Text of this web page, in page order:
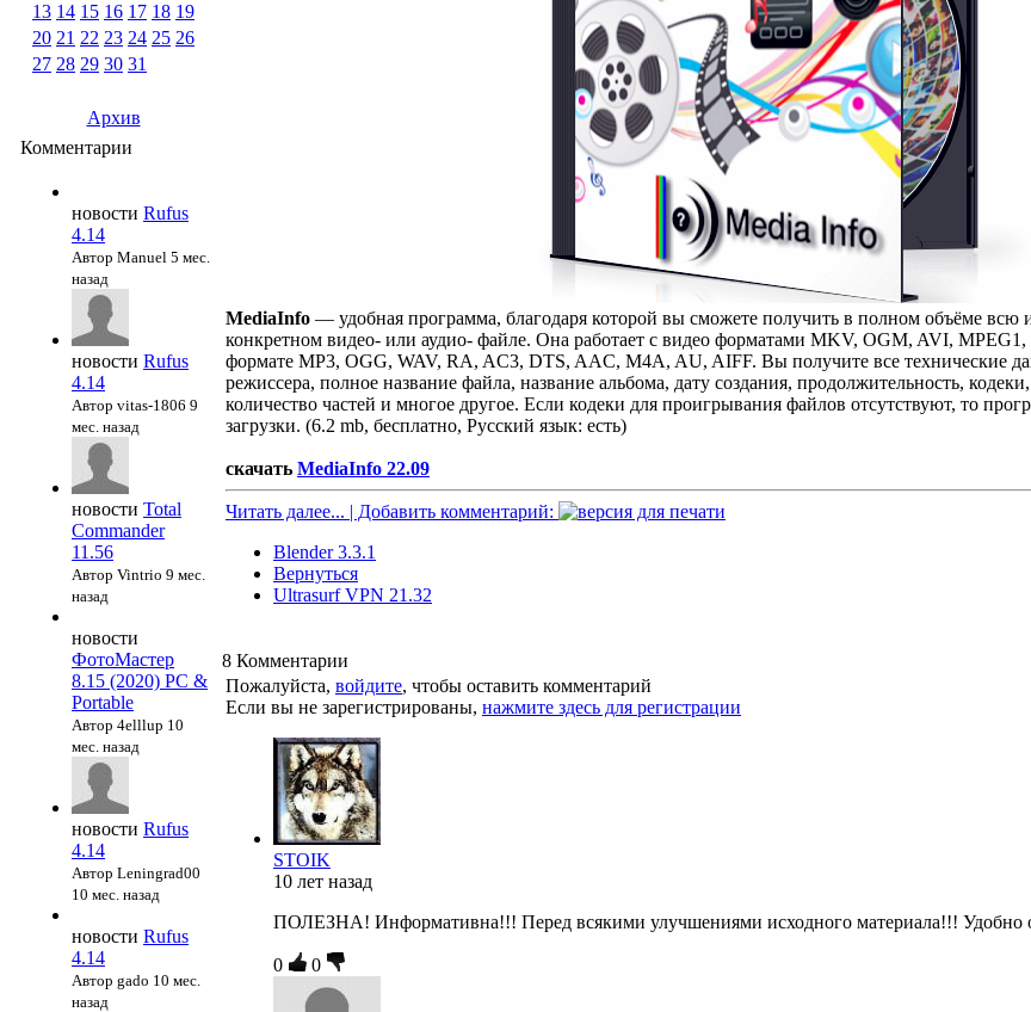
13 14 15 16 17 18 19
20 21 22 23 24 25 26
27 28 29 30 31
Архив
Комментарии
новости Rufus
4.14
Автор Manuel 5 мес.
назад
новости Rufus
4.14
Автор vitas-1806 9
мес. назад
новости Total
Commander
11.56
Автор Vintrio 9 мес.
назад
новости
ФотоМастер
8.15 (2020) PC &
Portable
Автор 4elllup 10
мес. назад
новости Rufus
4.14
Автор Leningrad00
10 мес. назад
новости Rufus
4.14
Автор gado 10 мес.
назад
MediaInfo — удобная программа, благодаря которой вы сможете получить в полном объёме
конкретном видео- или аудио- файле. Она работает с видео форматами MKV, OGM, AVI,
формате MP3, OGG, WAV, RA, AC3, DTS, AAC, M4A, AU, AIFF. Вы получите все технические
режиссера, полное название файла, название альбома, дату создания, продолжительность,
количество частей и многое другое. Если кодеки для проигрывания файлов отсутствуют, то
загрузки. (6.2 mb, бесплатно, Русский язык: есть)
скачать MediaInfo 22.09
Читать далее... | Добавить комментарий:
Blender 3.3.1
Вернуться
Ultrasurf VPN 21.32
8 Комментарии
Пожалуйста, войдите, чтобы оставить комментарий
Если вы не зарегистрированы, нажмите здесь для регистрации
STOIK
10 лет назад
ПОЛЕЗНА! Информативна!!! Перед всякими улучшениями исходного материала!!! Удобно
0 0